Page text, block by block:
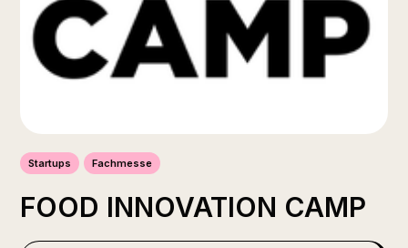
Startups Fachmesse
FOOD INNOVATION CAMP